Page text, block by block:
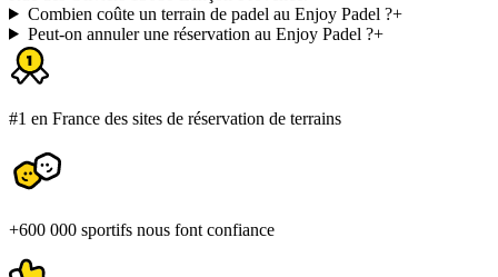
Combien coûte un terrain de padel au Enjoy Padel ?+
Peut-on annuler une réservation au Enjoy Padel ?+
#1 en France des sites de réservation de terrains
+600 000 sportifs nous font confiance